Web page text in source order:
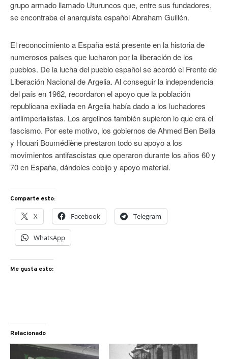
grupo armado llamado Uturuncos que, entre sus fundadores,
se encontraba el anarquista español Abraham Guillén.
El reconocimiento a España está presente en la historia de
numerosos países que lucharon por la liberación de los
pueblos. De la lucha del pueblo español se acordó el Frente de
Liberación Nacional de Argelia. Al conseguir la independencia
del país en 1962, recordaron el apoyo que la población
republicana exiliada en Argelia había dado a los luchadores
antiimperialistas. Los argelinos también supieron lo que era el
fascismo. Por este motivo, los gobiernos de Ahmed Ben Bella
y Houari Boumédiène prestaron todo su apoyo a los
movimientos antifascistas que operaron durante los años 60 y
70 en España, dándoles cobijo y apoyo material.
Comparte esto:
X Facebook Telegram
WhatsApp
Me gusta esto:
Relacionado